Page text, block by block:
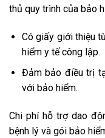
thủ quy trình của bảo
Có giấy giới thiệu
hiểm y tế công lập.
Đảm bảo điều trị
với bảo hiểm.
Chi phí hỗ trợ dao
bệnh lý và gói bảo